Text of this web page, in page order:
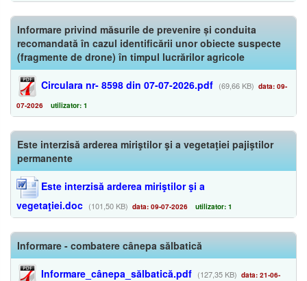
Informare privind măsurile de prevenire și conduita
recomandată în cazul identificării unor obiecte suspecte
(fragmente de drone) în timpul lucrărilor agricole
Circulara nr- 8598 din 07-07-2026.pdf (69,66 KB) data: 09-
07-2026 utilizator: 1
Este interzisă arderea miriştilor şi a vegetaţiei pajiştilor
permanente
Este interzisă arderea miriştilor şi a
vegetaţiei.doc (101,50 KB) data: 09-07-2026 utilizator: 1
Informare - combatere cânepa sălbatică
Informare_cânepa_sălbatică.pdf (127,35 KB) data: 21-06-